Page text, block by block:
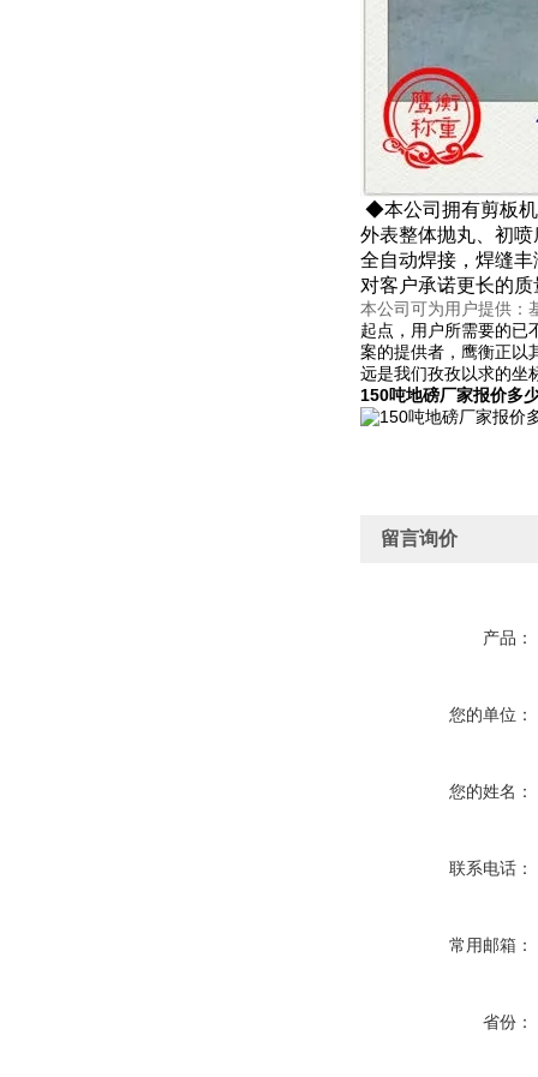
◆本公司拥有剪板机
外表整体抛丸、初
全自动焊接，焊缝
对客户承诺更长的
本公司可为用户提供
起点，用户所需要的已
案的提供者，鹰衡正以
远是我们孜孜以求的坐
150吨地磅厂家报价多
留言询价
产品：
您的单位：
您的姓名：
联系电话：
常用邮箱：
省份：